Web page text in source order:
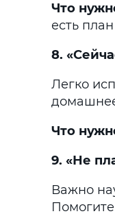
Что
есть
8.
Легко
Что
9. «Не
Важно